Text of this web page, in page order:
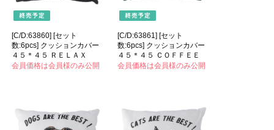
[C/D:63860] [セット
数:6pcs] クッションカバー
４５＊４５ ＲＥＬＡＸ
会員価格は会員様のみ公開
[C/D:63861] [セット
数:6pcs] クッションカバー
４５＊４５ ＣＯＦＦＥＥ
会員価格は会員様のみ公開